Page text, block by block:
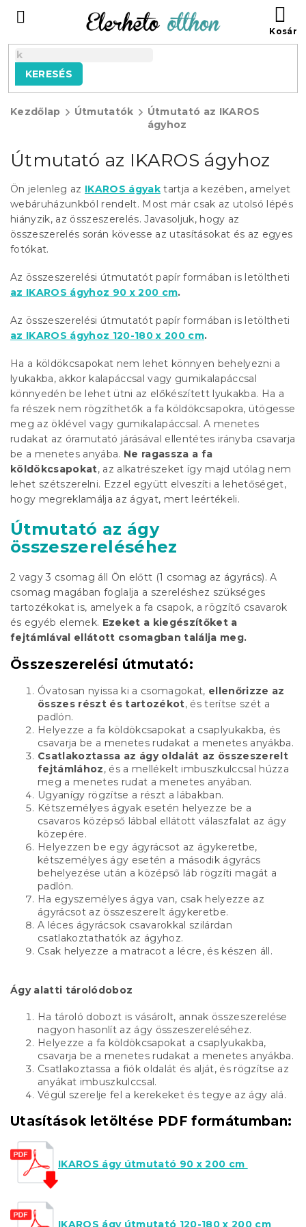
tartalomhoz
KERESÉS
Kezdőlap Útmutatók
Útmutató az IKAROS
ágyhoz
Útmutató az IKAROS ágyhoz
Ön jelenleg az IKAROS ágyak tartja a kezében, amelyet
webáruházunkból rendelt. Most már csak az utolsó lépés
hiányzik, az összeszerelés. Javasoljuk, hogy az
összeszerelés során kövesse az utasításokat és az egyes
fotókat.
Az összeszerelési útmutatót papír formában is letöltheti
az IKAROS ágyhoz 90 x 200 cm.
Az összeszerelési útmutatót papír formában is letöltheti
az IKAROS ágyhoz 120-180 x 200 cm.
Ha a köldökcsapokat nem lehet könnyen behelyezni a
lyukakba, akkor kalapáccsal vagy gumikalapáccsal
könnyedén be lehet ütni az előkészített lyukakba. Ha a
fa részek nem rögzíthetők a fa köldökcsapokra, ütögesse
meg az öklével vagy gumikalapáccsal. A menetes
rudakat az óramutató járásával ellentétes irányba csavarja
be a menetes anyába. Ne ragassza a fa
köldökcsapokat, az alkatrészeket így majd utólag nem
lehet szétszerelni. Ezzel együtt elveszíti a lehetőséget,
hogy megreklamálja az ágyat, mert leértékeli.
Útmutató az ágy
összeszereléséhez
2 vagy 3 csomag áll Ön előtt (1 csomag az ágyrács). A
csomag magában foglalja a szereléshez szükséges
tartozékokat is, amelyek a fa csapok, a rögzítő csavarok
és egyéb elemek. Ezeket a kiegészítőket a
fejtámlával ellátott csomagban találja meg.
Összeszerelési útmutató:
Óvatosan nyissa ki a csomagokat, ellenőrizze az
összes részt és tartozékot, és terítse szét a
padlón.
Helyezze a fa köldökcsapokat a csaplyukakba, és
csavarja be a menetes rudakat a menetes anyákba.
Csatlakoztassa az ágy oldalát az összeszerelt
fejtámlához, és a mellékelt imbuszkulccsal húzza
meg a menetes rudat a menetes anyában.
Ugyanígy rögzítse a részt a lábakban.
Kétszemélyes ágyak esetén helyezze be a
csavaros középső lábbal ellátott válaszfalat az ágy
közepére.
Helyezzen be egy ágyrácsot az ágykeretbe,
kétszemélyes ágy esetén a második ágyrács
behelyezése után a középső láb rögzíti magát a
padlón.
Ha egyszemélyes ágya van, csak helyezze az
ágyrácsot az összeszerelt ágykeretbe.
A léces ágyrácsok csavarokkal szilárdan
csatlakoztathatók az ágyhoz.
Csak helyezze a matracot a lécre, és készen áll.
Ágy alatti tárolódoboz
Ha tároló dobozt is vásárolt, annak összeszerelése
nagyon hasonlít az ágy összeszereléséhez.
Helyezze a fa köldökcsapokat a csaplyukakba,
csavarja be a menetes rudakat a menetes anyákba.
Csatlakoztassa a fiók oldalát és alját, és rögzítse az
anyákat imbuszkulccsal.
Végül szerelje fel a kerekeket és tegye az ágy alá.
Utasítások letöltése PDF formátumban:
IKAROS ágy útmutató 90 x 200 cm